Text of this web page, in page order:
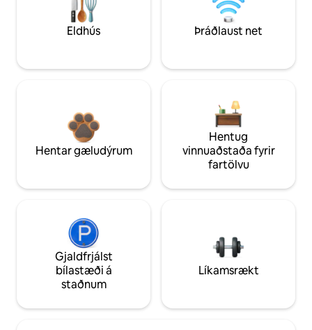
Eldhús Þráðlaust net
Hentar gæludýrum
Hentug
vinnuaðstaða fyrir
fartölvu
Gjaldfrjálst
bílastæði á
staðnum
Líkamsrækt